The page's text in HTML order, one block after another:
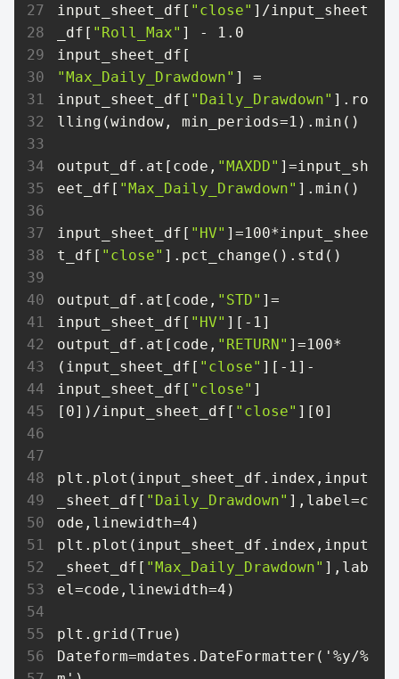
input_sheet_df[ "close" ]/input_sheet
_df[ "Roll_Max" ] - 1.0
input_sheet_df[
"Max_Daily_Drawdown" ] =
input_sheet_df[ "Daily_Drawdown" ].ro
lling(window, min_periods=1).min()
output_df.at[code, "MAXDD" ]=input_sh
eet_df[ "Max_Daily_Drawdown" ].min()
input_sheet_df[ "HV" ]=100*input_shee
t_df[ "close" ].pct_change().std()
output_df.at[code, "STD" ]=
input_sheet_df[ "HV" ][-1]
output_df.at[code, "RETURN" ]=100*
(input_sheet_df[ "close" ][-1]-
input_sheet_df[ "close" ]
[0])/input_sheet_df[ "close" ][0]
plt.plot(input_sheet_df.index,input
_sheet_df[ "Daily_Drawdown" ],label=c
ode,linewidth=4)
plt.plot(input_sheet_df.index,input
_sheet_df[ "Max_Daily_Drawdown" ],lab
el=code,linewidth=4)
plt.grid(True)
Dateform=mdates.DateFormatter('%y/%